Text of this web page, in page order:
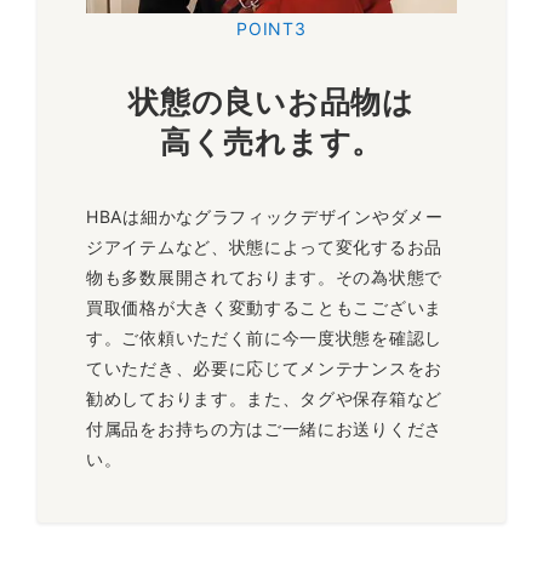
POINT3
状態の良いお品物は
高く売れます。
HBAは細かなグラフィックデザインやダメー
ジアイテムなど、状態によって変化するお品
物も多数展開されております。その為状態で
買取価格が大きく変動することもこございま
す。ご依頼いただく前に今一度状態を確認し
ていただき、必要に応じてメンテナンスをお
勧めしております。また、タグや保存箱など
付属品をお持ちの方はご一緒にお送りくださ
い。